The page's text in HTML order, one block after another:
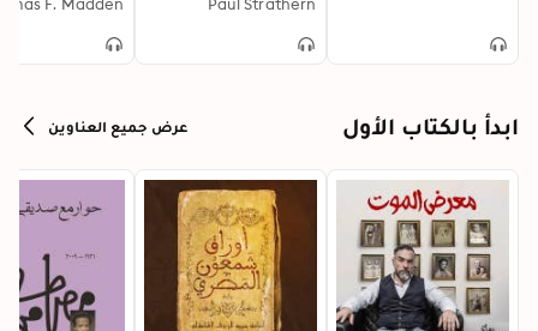
ابدأ بالكتاب الأول عرض جميع العناوين